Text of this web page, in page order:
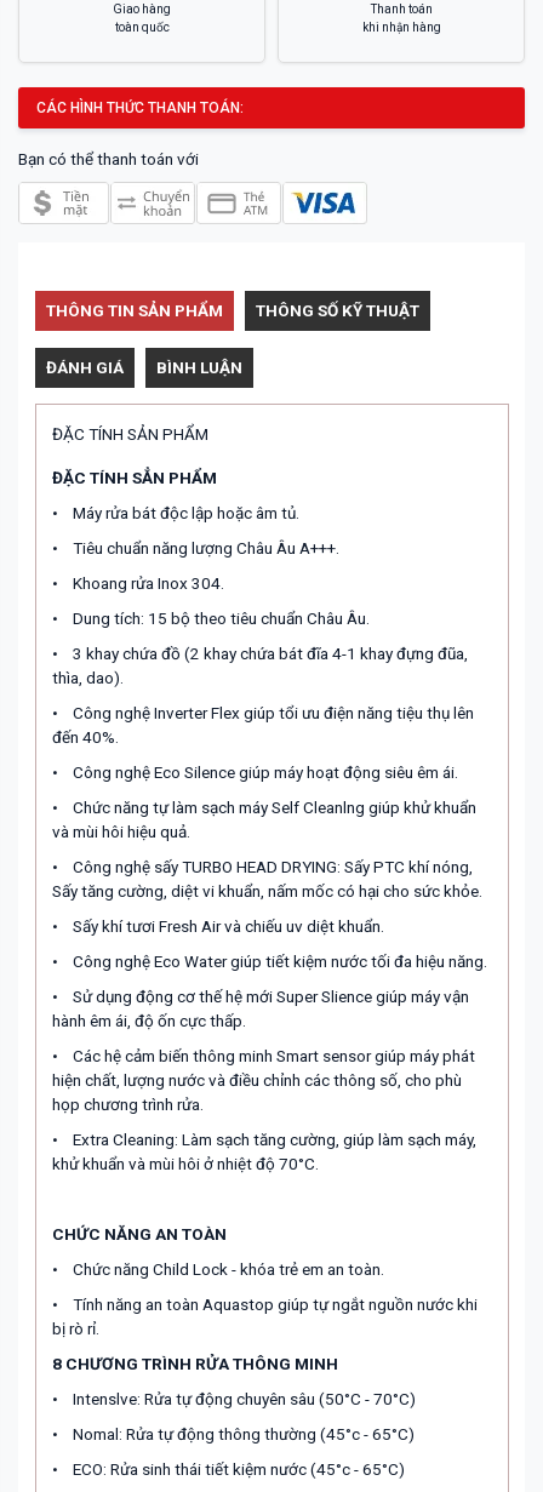
Giao hàng
toàn quốc
Thanh toán
khi nhận hàng
CÁC HÌNH THỨC THANH TOÁN:
Bạn có thể thanh toán với
THÔNG TIN SẢN PHẨM THÔNG SỐ KỸ THUẬT
ĐÁNH GIÁ BÌNH LUẬN
ĐẶC TÍNH SẢN PHẨM
ĐẶC TÍNH SẲN PHẨM
• Máy rửa bát độc lập hoặc âm tủ.
• Tiêu chuẩn năng lượng Châu Âu A+++.
• Khoang rửa Inox 304.
• Dung tích: 15 bộ theo tiêu chuẩn Châu Âu.
• 3 khay chứa đồ (2 khay chứa bát đĩa 4-1 khay đựng đũa,
thìa, dao).
• Công nghệ Inverter Flex giúp tổi ưu điện năng tiệu thụ lên
đến 40%.
• Công nghệ Eco Silence giúp máy hoạt động siêu êm ái.
• Chức năng tự làm sạch máy Self Cleanlng giúp khử khuẩn
và mùi hôi hiệu quả.
• Công nghệ sấy TURBO HEAD DRYING: Sấy PTC khí nóng,
Sấy tăng cường , diệt vi khuẩn, nấm mốc có hại cho sức khỏe.
• Sấy khí tươi Fresh Air và chiếu uv diệt khuẩn.
• Công nghệ Eco Water giúp tiết kiệm nước tối đa hiệu năng.
• Sử dụng động cơ thế hệ mới Super Slience giúp máy vận
hành êm ái, độ ốn cực thấp.
• Các hệ cảm biến thông minh Smart sensor giúp máy phát
hiện chất, lượng nước và điều chỉnh các thông số, cho phù
họp chương trình rửa.
• Extra Cleaning: Làm sạch tăng cường, giúp làm sạch máy,
khử khuẩn và mùi hôi ở nhiệt độ 70°C.
CHỨC NĂNG AN TOÀN
• Chức năng Child Lock - khóa trẻ em an toàn.
• Tính năng an toàn Aquastop giúp tự ngắt nguồn nước khi
bị rò rỉ.
8 CHƯƠNG TRÌNH RỬA THÔNG MINH
• Intenslve: Rửa tự động chuyên sâu (50°C - 70°C)
• Nomal: Rửa tự động thông thường (45°c - 65°C)
• ECO: Rửa sinh thái tiết kiệm nước (45°c - 65°C)